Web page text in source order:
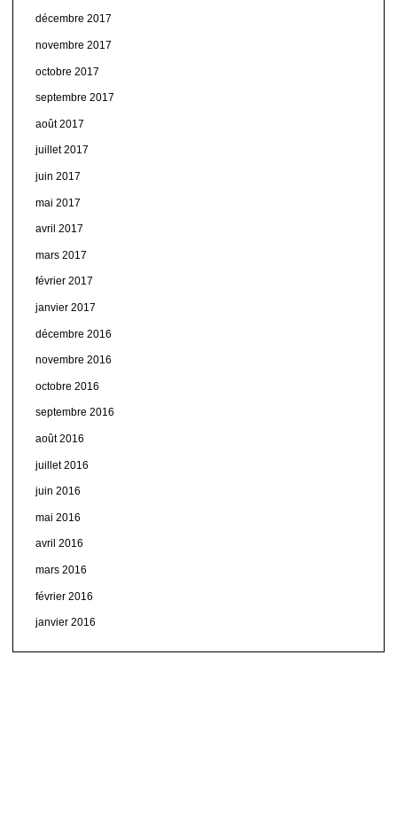
décembre 2017
novembre 2017
octobre 2017
septembre 2017
août 2017
juillet 2017
juin 2017
mai 2017
avril 2017
mars 2017
février 2017
janvier 2017
décembre 2016
novembre 2016
octobre 2016
septembre 2016
août 2016
juillet 2016
juin 2016
mai 2016
avril 2016
mars 2016
février 2016
janvier 2016